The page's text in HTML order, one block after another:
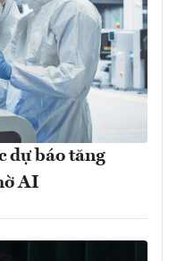
dự báo tăng
AI